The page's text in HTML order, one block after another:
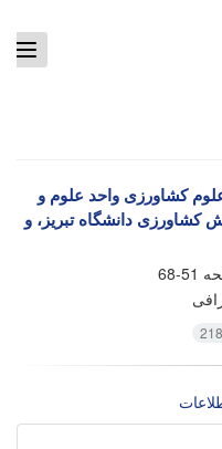
کشاورزی واحد علوم و
کشاورزی دانشگاه تبریز، و
51-68